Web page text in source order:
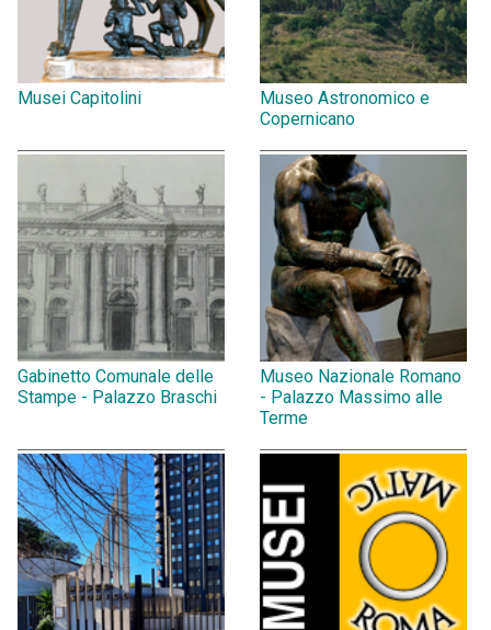
Musei Capitolini
Museo Astronomico e
Copernicano
Gabinetto Comunale delle
Stampe - Palazzo Braschi
Museo Nazionale Romano
- Palazzo Massimo alle
Terme